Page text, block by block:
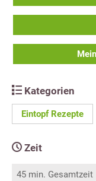
Kategorien
Eintopf Rezepte
Zeit
45 min. Gesamtzeit